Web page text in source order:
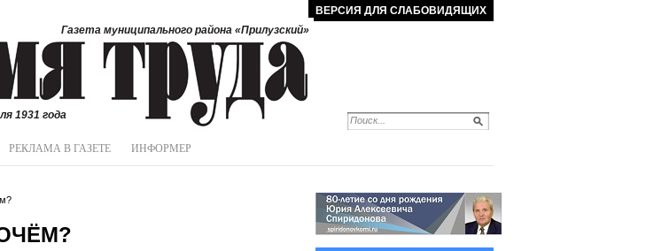
ВЕРСИЯ ДЛЯ СЛАБОВИДЯЩИХ
Газета муниципального района «Прилузский»
1931 года
РЕКЛАМА В ГАЗЕТЕ ИНФОРМЕР